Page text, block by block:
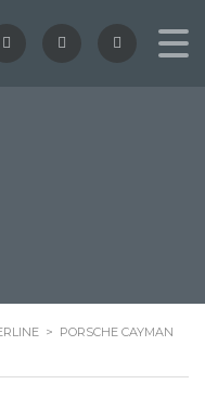
6 –
> PORSCHE CAYMAN